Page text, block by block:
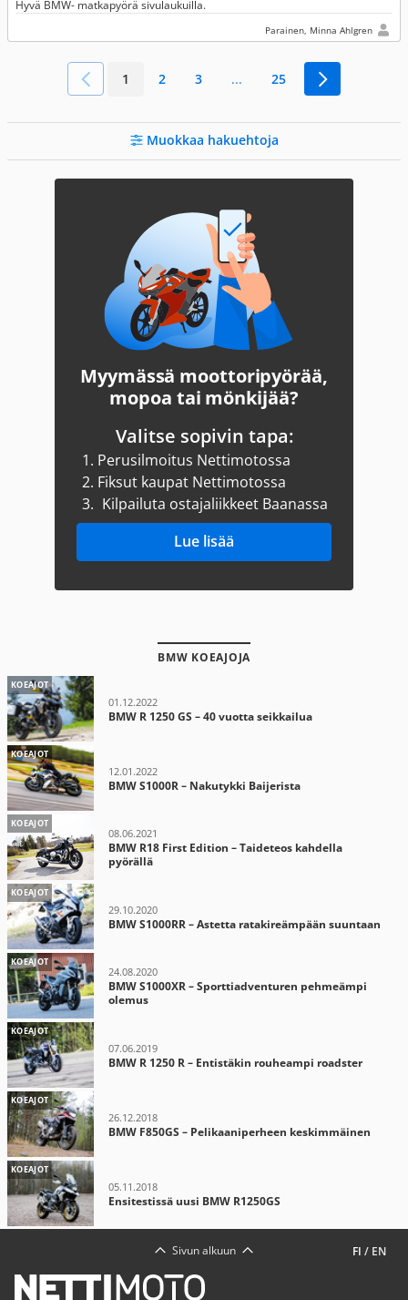
Hyvä BMW- matkapyörä sivulaukuilla.
Parainen, Minna Ahlgren
1 2 3 ... 25
Muokkaa hakuehtoja
Myymässä moottoripyörää,
mopoa tai mönkijää?
Valitse sopivin tapa:
1. Perusilmoitus Nettimotossa
2. Fiksut kaupat Nettimotossa
3. Kilpailuta ostajaliikkeet Baanassa
Lue lisää
BMW KOEAJOJA
KOEAJOT
01.12.2022
BMW R 1250 GS – 40 vuotta seikkailua
KOEAJOT
12.01.2022
BMW S1000R – Nakutykki Baijerista
KOEAJOT
08.06.2021
BMW R18 First Edition – Taideteos kahdella
pyörällä
KOEAJOT
29.10.2020
BMW S1000RR – Astetta ratakireämpään suuntaan
KOEAJOT
24.08.2020
BMW S1000XR – Sporttiadventuren pehmeämpi
olemus
KOEAJOT
07.06.2019
BMW R 1250 R – Entistäkin rouheampi roadster
KOEAJOT
26.12.2018
BMW F850GS – Pelikaaniperheen keskimmäinen
KOEAJOT
05.11.2018
Ensitestissä uusi BMW R1250GS
FI / EN
Sivun alkuun